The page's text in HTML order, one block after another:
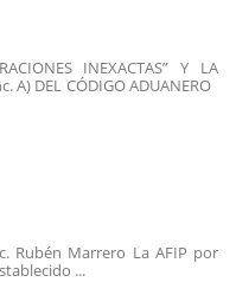
INEXACTAS” Y LA
A) DEL CÓDIGO ADUANERO
Rubén Marrero La AFIP por
...